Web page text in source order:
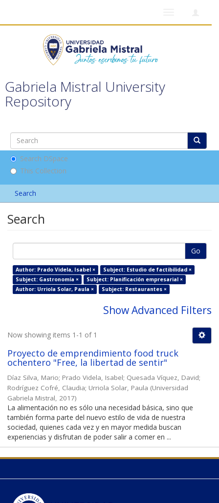
Gabriela Mistral University
Repository
Search DSpace
This Collection
Search
Search
Go
Author: Prado Videla, Isabel ×
Subject: Estudio de factibilidad ×
Subject: Gastronomía ×
Subject: Planificación empresarial ×
Author: Urriola Solar, Paula ×
Subject: Restaurantes ×
Show Advanced Filters
Now showing items 1-1 of 1
Proyecto de emprendimiento food truck
ochentero "Free, la libertad de sentir"
Díaz Silva, Mario; Prado Videla, Isabel; Quesada Víquez, David;
Rodríguez Cofré, Claudia; Urriola Solar, Paula (Universidad
Gabriela Mistral, 2017)
La alimentación no es sólo una necesidad básica, sino que
también forma parte del nuevo estilo de vida de nuestra
sociedad, quienes cada vez y en mayor medida buscan
experiencias y disfrutan de poder salir a comer en ...